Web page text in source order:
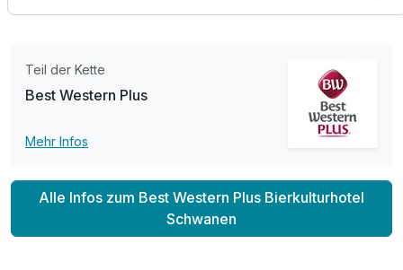
Teil der Kette
Best Western Plus
Mehr Infos
Alle Infos zum Best Western Plus Bierkulturhotel
Schwanen